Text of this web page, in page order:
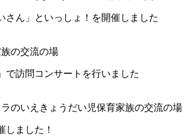
さん」といっしょ！を開催しました
の交流の場
で訪問コンサートを行いました
ラのいえ きょうだい児保育家族の交流の場
しました！